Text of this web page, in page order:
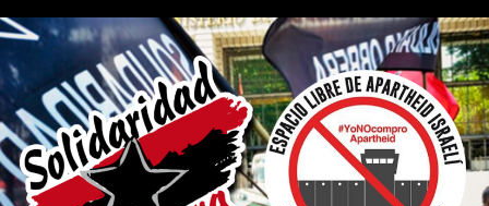
Saltar
contenido